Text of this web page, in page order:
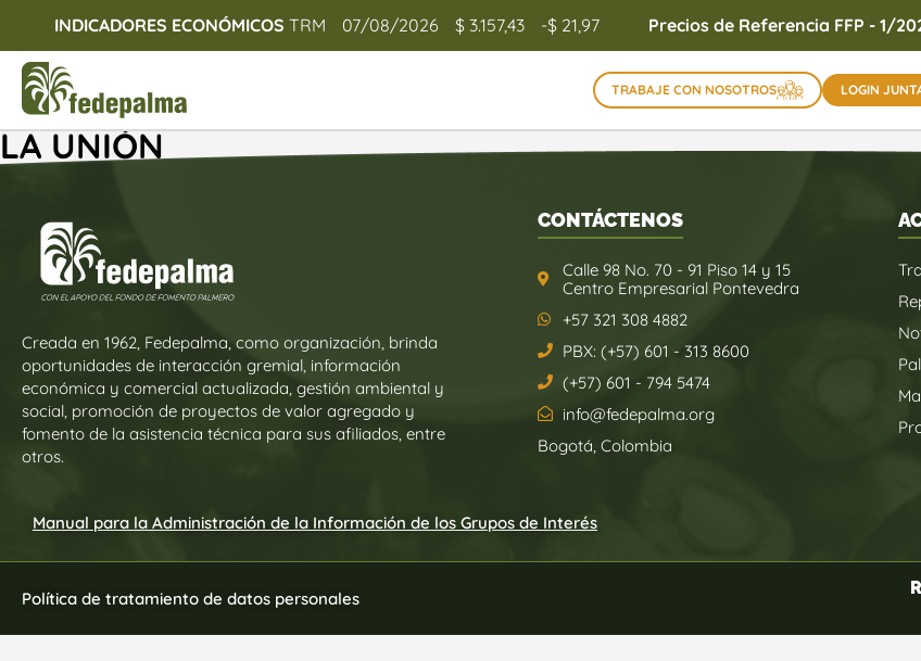
INDICADORES ECONÓMICOS TRM 07/08/2026 $ 3.157,43 -$ 21,97 Precios de Referencia FFP - 1/
TRABAJE CON NOSOTROS LOGIN
LA UNIÓN
Creada en 1962, Fedepalma, como organización, brinda
oportunidades de interacción gremial, información
económica y comercial actualizada, gestión ambiental y
social, promoción de proyectos de valor agregado y
fomento de la asistencia técnica para sus afiliados, entre
otros.
CONTÁCTENOS
Calle 98 No. 70 - 91 Piso 14 y 15
Centro Empresarial Pontevedra
+57 321 308 4882
PBX: (+57) 601 - 313 8600
(+57) 601 - 794 5474
info@fedepalma.org
Bogotá, Colombia
Manual para la Administración de la Información de los Grupos de Interés
Política de tratamiento de datos personales